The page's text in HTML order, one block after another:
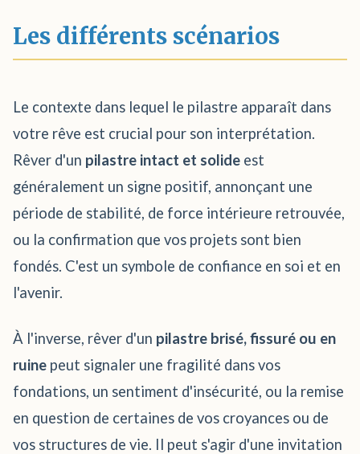
Les différents scénarios
Le contexte dans lequel le pilastre apparaît dans
votre rêve est crucial pour son interprétation.
Rêver d'un pilastre intact et solide est
généralement un signe positif, annonçant une
période de stabilité, de force intérieure retrouvée,
ou la confirmation que vos projets sont bien
fondés. C'est un symbole de confiance en soi et en
l'avenir.
À l'inverse, rêver d'un pilastre brisé, fissuré ou en
ruine peut signaler une fragilité dans vos
fondations, un sentiment d'insécurité, ou la remise
en question de certaines de vos croyances ou de
vos structures de vie. Il peut s'agir d'une invitation